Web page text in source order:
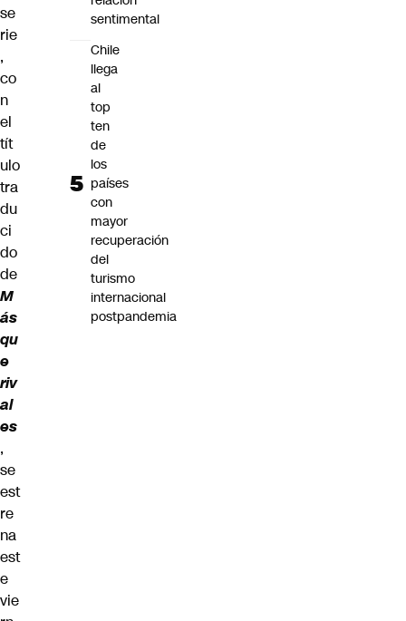
se
rie
,
co
n
el
tít
ulo
tra
du
ci
do
de
M
ás
qu
e
riv
al
es
,
se
est
re
na
est
e
vie
sentimental
Chile
llega
al
top
ten
de
los
países
con
mayor
recuperación
del
turismo
internacional
postpandemia